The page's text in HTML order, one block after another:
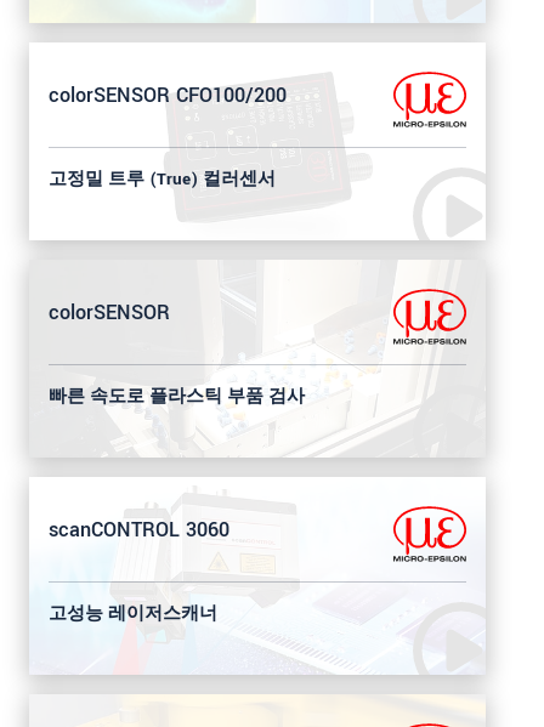
colorSENSOR CFO100/200
고정밀 트루 (True) 컬러센서
colorSENSOR
빠른 속도로 플라스틱 부품 검사
scanCONTROL 3060
고성능 레이저스캐너